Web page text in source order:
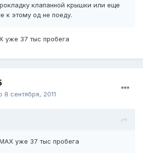
клапанной крышки или еще
к этому од не поеду.
уже 37 тыс пробега
8 сентября, 2011
уже 37 тыс пробега